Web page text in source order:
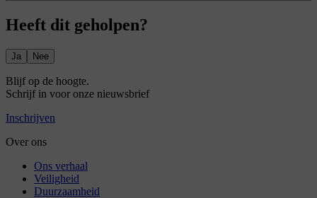
Heeft dit geholpen?
Ja Nee